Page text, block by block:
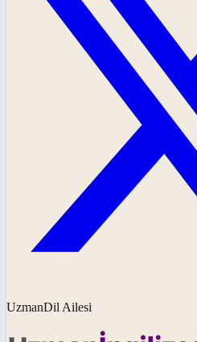
UzmanDil Ailesi